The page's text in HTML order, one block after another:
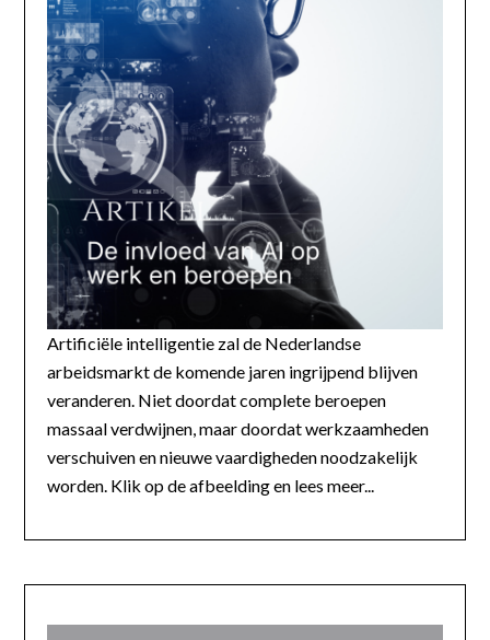
Artificiële intelligentie zal de Nederlandse
arbeidsmarkt de komende jaren ingrijpend blijven
veranderen. Niet doordat complete beroepen
massaal verdwijnen, maar doordat werkzaamheden
verschuiven en nieuwe vaardigheden noodzakelijk
worden. Klik op de afbeelding en lees meer...